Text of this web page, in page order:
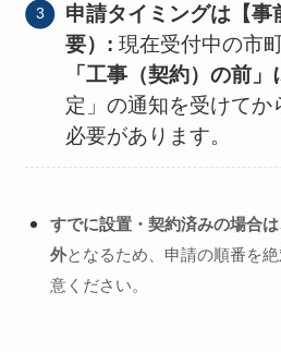
申請タイミングは【事
要）: 現在受付中の市
「工事（契約）の前」
定」の通知を受けてか
必要があります。
すでに設置・契約済みの場合
外となるため、申請の順番を
意ください。